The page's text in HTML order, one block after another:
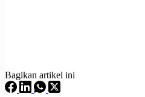
Bagikan artikel ini